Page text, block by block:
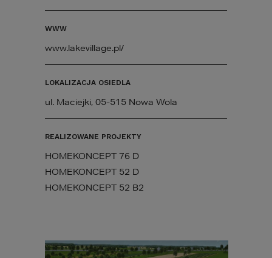
WWW
www.lakevillage.pl/
LOKALIZACJA OSIEDLA
ul. Maciejki, 05-515 Nowa Wola
REALIZOWANE PROJEKTY
HOMEKONCEPT 76 D
HOMEKONCEPT 52 D
HOMEKONCEPT 52 B2